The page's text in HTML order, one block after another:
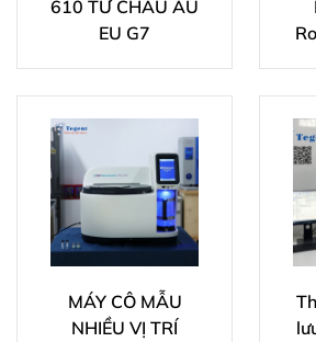
610 TỪ CHÂU ÂU
EU G7
MÁY CÔ MẪU
NHIỀU VỊ TRÍ